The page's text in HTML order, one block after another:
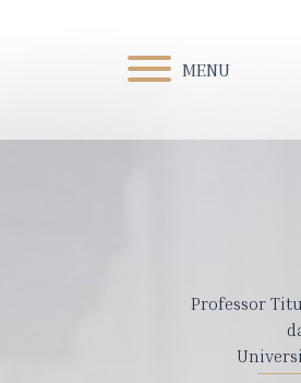
MENU
Professor